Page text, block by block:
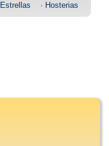
· Hosterias